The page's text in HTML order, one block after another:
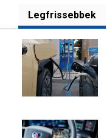
Legfrissebbek